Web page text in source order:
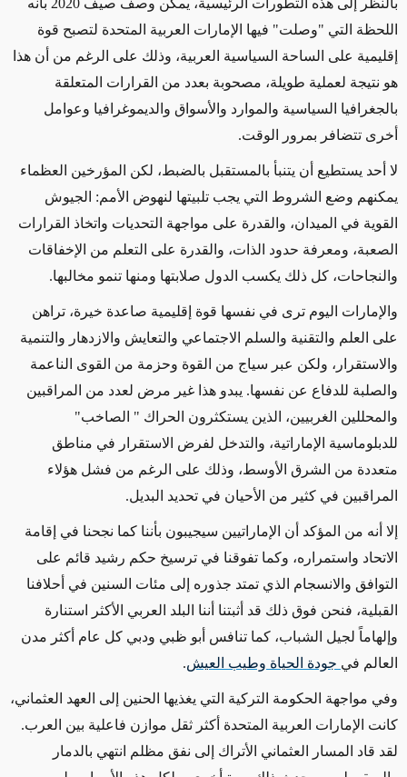
بالنظر إلى هذه التطورات الرئيسية، يمكن وصف صيف 2020 بأنه
اللحظة التي "وصلت" فيها الإمارات العربية المتحدة لتصبح قوة
إقليمية على الساحة السياسية العربية، وذلك على الرغم من أن هذا
هو نتيجة لعملية طويلة، مصحوبة بعدد من القرارات المتعلقة
بالجغرافيا السياسية والموارد والأسواق والديموغرافيا وعوامل
أخرى تتضافر بمرور الوقت.
لا أحد يستطيع أن يتنبأ بالمستقبل بالضبط، لكن المؤرخين العظماء
يمكنهم وضع الشروط التي يجب تلبيتها لنهوض الأمم: الجيوش
القوية في الميدان، والقدرة على مواجهة التحديات واتخاذ القرارات
الصعبة، ومعرفة حدود الذات، والقدرة على التعلم من الإخفاقات
والنجاحات، كل ذلك يكسب الدول صلابتها ومنها تنمو مخالبها.
والإمارات اليوم ترى في نفسها قوة إقليمية صاعدة خيرة، تراهن
على العلم والتقنية والسلم الاجتماعي والتعايش والازدهار والتنمية
والاستقرار، ولكن عبر سياج من القوة وحزمة من القوى الناعمة
والصلبة للدفاع عن نفسها. يبدو هذا غير مرض لعدد من المراقبين
والمحللين الغربيين، الذين يستكثرون الحراك " الصاخب"
للدبلوماسية الإماراتية، والتدخل لفرض الاستقرار في مناطق
متعددة من الشرق الأوسط، وذلك على الرغم من فشل هؤلاء
المراقبين في كثير من الأحيان في تحديد البديل.
إلا أنه من المؤكد أن الإماراتيين سيجيبون بأننا كما نجحنا في إقامة
الاتحاد واستمراره، وكما تفوقنا في ترسيخ حكم رشيد قائم على
التوافق والانسجام الذي تمتد جذوره إلى مئات السنين في أحلافنا
القبلية، فنحن فوق ذلك قد أثبتنا أننا البلد العربي الأكثر استنارة
وإلهاماً لجيل الشباب، كما تنافس أبو ظبي ودبي كل عام أكثر مدن
العالم في جودة الحياة وطيب العيش.
وفي مواجهة الحكومة التركية التي يغذيها الحنين إلى العهد العثماني،
كانت الإمارات العربية المتحدة أكثر ثقل موازن فاعلية بين العرب.
لقد قاد المسار العثماني الأتراك إلى نفق مظلم انتهي بالدمار